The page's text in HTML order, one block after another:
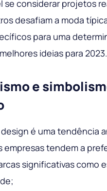
se considerar projetos
desafiam a moda
para uma
ideias para 2023.
e
é uma tendência
empresas tendem a
significativas como